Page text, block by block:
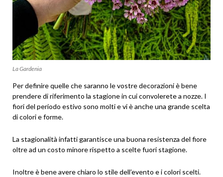
La Gardenia
Per definire quelle che saranno le vostre decorazioni è bene
prendere di riferimento la stagione in cui convolerete a nozze. I
fiori del periodo estivo sono molti e vi è anche una grande scelta
di colori e forme.
La stagionalità infatti garantisce una buona resistenza del fiore
oltre ad un costo minore rispetto a scelte fuori stagione.
Inoltre è bene avere chiaro lo stile dell’evento e i colori scelti.